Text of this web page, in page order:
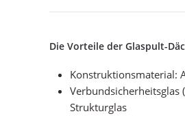
Die Vorteile der Glaspult-
Konstruktionsmaterial:
Verbundsicherheitsglas
Strukturglas